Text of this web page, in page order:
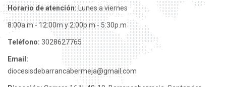
Horario de atención:Lunes a viernes
8:00a.m - 12:00m y 2:00p.m - 5:30p.m
Teléfono: 3028627765
Email:
diocesisdebarrancabermeja@gmail.com